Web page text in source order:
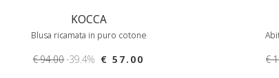
KOCCA
Blusa ricamata in puro cotone
€ 94.00-39.4% € 57.00 €